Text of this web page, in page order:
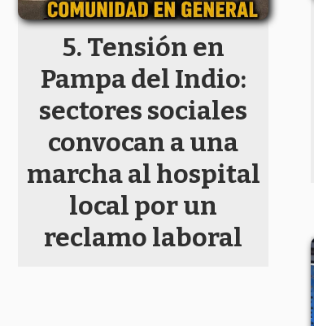
Tensión en
Pampa del Indio:
sectores sociales
convocan a una
marcha al hospital
local por un
reclamo laboral